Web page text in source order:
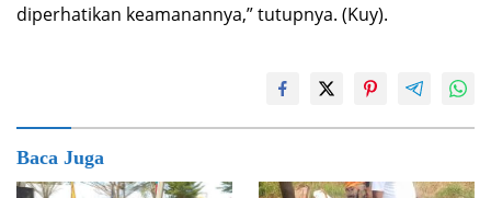
diperhatikan keamanannya,” tutupnya. (Kuy).
Baca Juga